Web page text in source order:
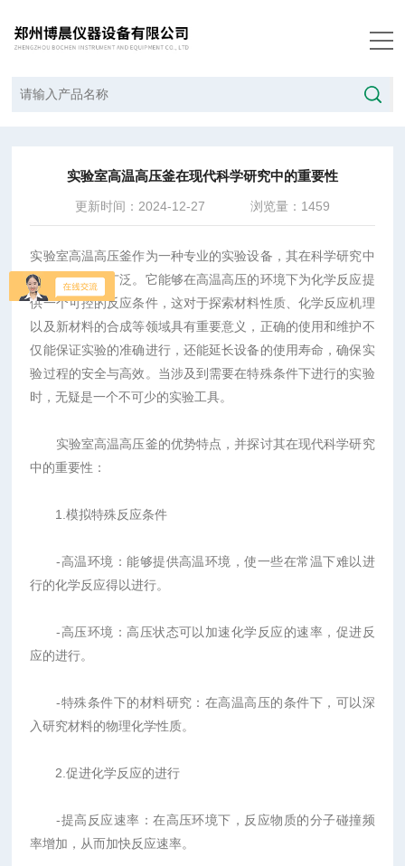
实验室高温高压釜在现代科学研究中的重要性
更新时间：2024-12-27 浏览量：1459
实验室高温高压釜作为一种专业的实验设备，其在科学研究中
的应用越来越广泛。它能够在高温高压的环境下为化学反应提
供一个可控的反应条件，这对于探索材料性质、化学反应机理
以及新材料的合成等领域具有重要意义，正确的使用和维护不
仅能保证实验的准确进行，还能延长设备的使用寿命，确保实
验过程的安全与高效。当涉及到需要在特殊条件下进行的实验
时，无疑是一个不可少的实验工具。
实验室高温高压釜的优势特点，并探讨其在现代科学研究
中的重要性：
1.模拟特殊反应条件
-高温环境：能够提供高温环境，使一些在常温下难以进
行的化学反应得以进行。
-高压环境：高压状态可以加速化学反应的速率，促进反
应的进行。
-特殊条件下的材料研究：在高温高压的条件下，可以深
入研究材料的物理化学性质。
2.促进化学反应的进行
-提高反应速率：在高压环境下，反应物质的分子碰撞频
率增加，从而加快反应速率。